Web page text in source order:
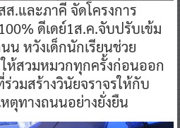
.และภาคี จัดโครงการ
ดีเดย์1ส.ค.จับปรับเข้ม
น หวังเด็กนักเรียนช่วย
ห้สวมหมวกทุกครั้งก่อนออก
วมสร้างวินัยจราจรให้กับ
ตุทางถนนอย่างยั่งยืน